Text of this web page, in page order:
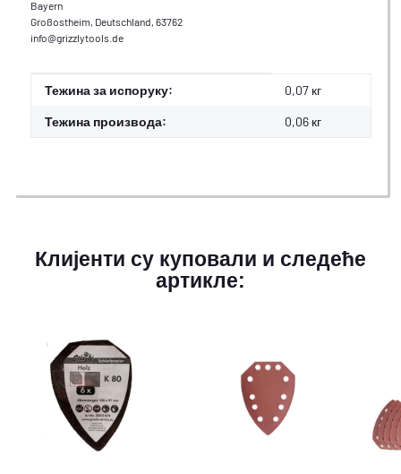
Bayern
Großostheim, Deutschland, 63762
info@grizzlytools.de
#productDetails.itemInformation#
#productDetails.itemValue#
Тежина за испоруку: 0,07 кг
Тежина производа: 0,06 кг
Клијенти су куповали и следеће
артикле: